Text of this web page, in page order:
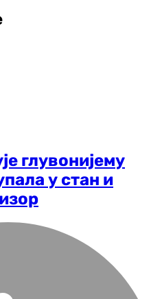
глувонијему
у стан и